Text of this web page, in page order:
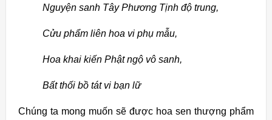
Nguyện sanh Tây Phương Tịnh độ trung,
Cửu phẩm liên hoa vi phụ mẫu,
Hoa khai kiến Phật ngộ vô sanh,
Bất thối bồ tát vi bạn lữ
Chúng ta mong muốn sẽ được hoa sen thượng phẩm